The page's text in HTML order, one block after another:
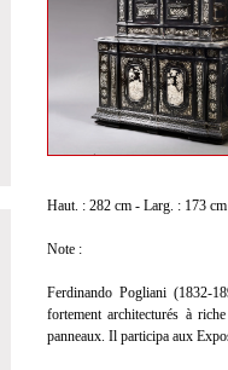
Haut. : 282 cm - Larg. : 173
Note :
Ferdinando Pogliani (1832-
fortement architecturés à
panneaux. Il participa aux